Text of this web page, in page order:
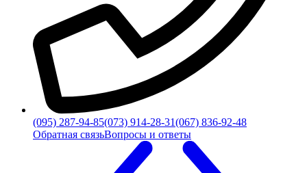
(095) 287-94-85(073) 914-28-31(067) 836-92-48
Обратная связьВопросы и ответы